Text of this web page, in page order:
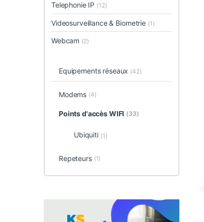
Telephonie IP (12)
Videosurveillance & Biometrie (1)
Webcam (2)
Equipements réseaux (42)
Modems (4)
Points d'accès WIFI (33)
Ubiquiti (1)
Repeteurs (1)